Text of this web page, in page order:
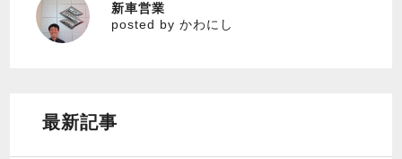
かわにし
新車営業
posted by かわにし
最新記事